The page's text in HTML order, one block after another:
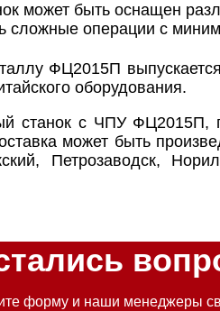
может быть оснащен
сложные операции с
ФЦ2015П
оборудования.
станок с ЧПУ ФЦ2015П,
может быть
Петрозаводск,
форму и наши менеджеры